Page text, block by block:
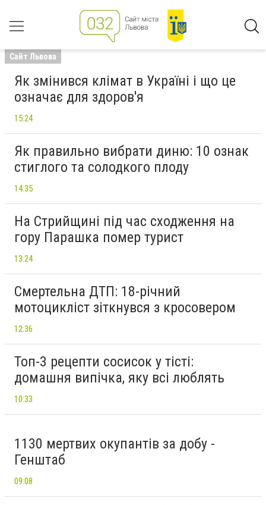
Сайт Львова
Як змінився клімат в Україні і що це
означає для здоров'я
15:24
Як правильно вибрати диню: 10 ознак
стиглого та солодкого плоду
14:35
На Стрийщині під час сходження на
гору Парашка помер турист
13:24
Смертельна ДТП: 18-річний
мотоцикліст зіткнувся з кросовером
12:36
Топ-3 рецепти сосисок у тісті:
домашня випічка, яку всі люблять
10:33
1130 мертвих окупантів за добу -
Генштаб
09:08